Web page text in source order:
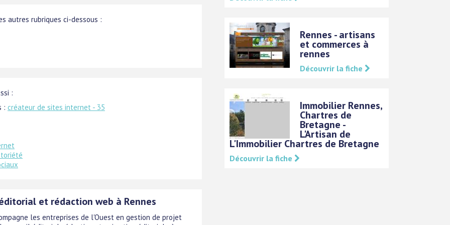
autres rubriques ci-dessous :
:
: créateur de sites internet - 35
et rédaction web à Rennes
les entreprises de l'Ouest en gestion de projet
Rennes - artisans
et commerces à
rennes
Découvrir la fiche
Immobilier Rennes,
Chartres de
Bretagne -
L'Artisan de
L'Immobilier Chartres de Bretagne
Découvrir la fiche